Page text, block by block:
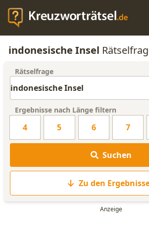
KREUZWORTRÄTSEL-
WORTLISTE
indonesische Insel
Rätselfrage
Ergebnisse nach Länge filtern
4 5 6 7
Suchen
Zu den